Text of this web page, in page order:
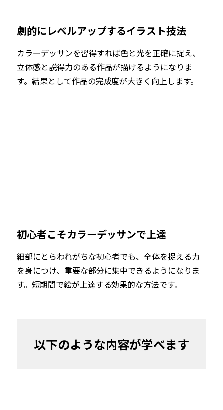
劇的にレベルアップするイラスト技法
カラーデッサンを習得すれば色と光を正確に捉え、
立体感と説得力のある作品が描けるようになりま
す。結果として作品の完成度が大きく向上します。
初心者こそカラーデッサンで上達
細部にとらわれがちな初心者でも、全体を捉える力
を身につけ、重要な部分に集中できるようになりま
す。短期間で絵が上達する効果的な方法です。
以下のような内容が学べます